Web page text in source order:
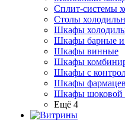
Сплит-системы
Столы
Шкафы
Шкафы барные
Шкафы винные
Шкафы
Шкафы с
Шкафы
Шкафы шоковой
Ещё 4